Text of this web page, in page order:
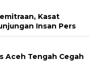
Kasat
Insan Pers
Aceh Tengah Cegah